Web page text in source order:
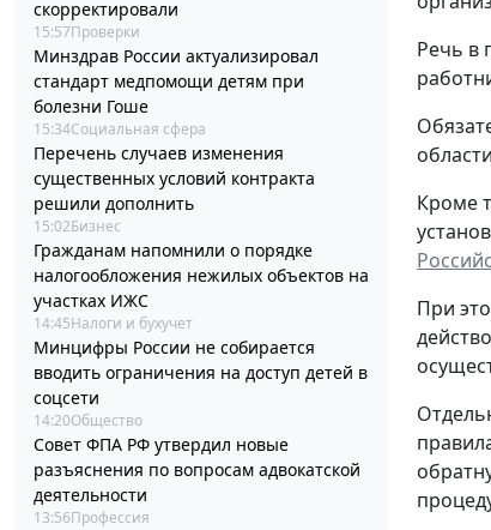
скорректировали
15:57Проверки
Минздрав России актуализировал
стандарт медпомощи детям при
болезни Гоше
15:34Социальная сфера
Перечень случаев изменения
существенных условий контракта
решили дополнить
15:02Бизнес
Гражданам напомнили о порядке
налогообложения нежилых объектов на
участках ИЖС
14:45Налоги и бухучет
Минцифры России не собирается
вводить ограничения на доступ детей в
соцсети
14:20Общество
Совет ФПА РФ утвердил новые
разъяснения по вопросам адвокатской
деятельности
13:56Профессия
Речь в
Кроме
При